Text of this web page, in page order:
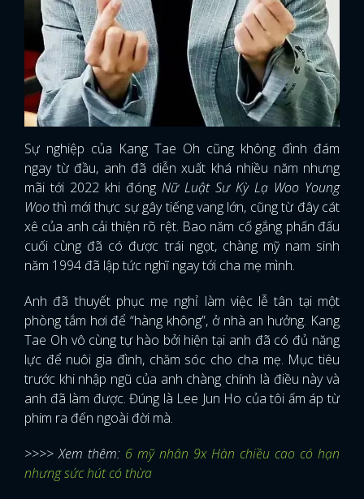
Sự nghiệp của Kang Tae Oh cũng không đình đám
ngay từ đầu, anh đã diễn xuất khá nhiều năm nhưng
mãi tới 2022 khi đóng Nữ Luật Sư Kỳ Lạ Woo Young
Woothì mới thực sự gây tiếng vang lớn, cũng từ đây cát
xê của anh cải thiện rõ rệt. Bao năm cố gắng phấn đấu
cuối cùng đã có được trái ngọt, chàng mỹ nam sinh
năm 1994 đã lập tức nghĩ ngay tới cha mẹ mình.
Anh đã thuyết phục mẹ nghỉ làm việc lễ tân tại một
phòng tắm hơi để “hàng không”, ở nhà an hưởng. Kang
Tae Oh vô cùng tự hào bởi hiện tại anh đã có đủ năng
lực để nuôi gia đình, chăm sóc cho cha mẹ. Mục tiêu
trước khi nhập ngũ của anh chàng chính là điều này và
anh đã làm được. Đúng là Lee Jun Ho của tôi ấm áp từ
phim ra đến ngoài đời mà.
>>>> Xem thêm: 6 mỹ nhân 9x Hàn chiều cao có hạn
nhưng sức hút có thừa